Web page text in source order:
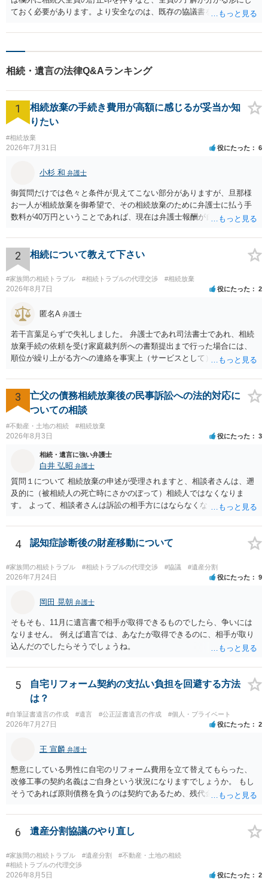
ておく必要があります。より安全なのは、既存の協議書を修正するの
書を作成する方法です。遺産分割協議書は、内容が矛盾・重複しない
する相続人が取得する旨を明記し、相続人全員が署名押印すればよい
相続・遺言の法律Q&Aランキング
1
相続放棄の手続き費用が高額に感じるが妥当か知
りたい
#相続放棄
2026年7月31日 役にたった 6
小杉 和 弁護士
御質問だけでは色々と条件が見えてこない部分がありますが、旦那様
お一人が相続放棄を御希望で、その相続放棄のために弁護士に払う手
数料が40万円ということであれば、現在は弁護士報酬が自由化されて
です。 ただ、弁護士に払う手数料とは別に戸籍の用意に一定の実費が
かかることになりますので、その費用も支払うべきものとして頭に置
いておいてください。 話を元に戻して、弁護士に対する手数料です
が、旦那様の収入や財産にもよりますが、法テラスに御連絡なさって
弁護士との相談を予約して受任してもらうのが一番安上がりでしょ
らい（希望者が多く予約できてもしばらく先になる）ようですので、
比較的短い熟慮期間のことを考えると、来週早々すぐにでも御連絡す
る方が良いでしょう。 もし法テラスが御利用になれない、あるいは時
間がない等であれば、相続を取扱分野としている弁護士を適宜探し
（WEB等で）、問い合わせてみることです。相続を扱う弁護士でも相
見積もりをとって）、一番安いところでやってもらうことに決めれ
ば、キューちゃんママさんの御希望をかなえることができるのではな
は思います。その場合、かかるのは戸籍等の取得費用と印紙代だけと
を確認し、印紙と共に家庭裁判所に提出して相続放棄申述受理通知書
を待つという流れになります。
2 相続について教えて下さい
#家族間の相続トラブル #相続トラブルの代理交渉 #相続放棄
2026年8月7日 役にたった 2
匿名A 弁護士
若干言葉足らずで失礼しました。 弁護士であれ司法書士であれ、相続
放棄手続の依頼を受け家庭裁判所への書類提出まで行った場合には、
順位が繰り上がる方への連絡を事実上（サービスとして）行うことは
できない、という意味でした。
3
亡父の債務相続放棄後の民事訴訟への法的対応に
ついての相談
#不動産・土地の相続 #相続放棄
2026年8月3日 役にたった 3
相続・遺言に強い弁護士
白井 弘昭 弁護士
質問１について 相続放棄の申述が受理されますと、相談者さんは、遡
及的に（被相続人の死亡時にさかのぼって）相続人ではなくなりま
す。 よって、相談者さんは訴訟の相手方にはならなくなるので（明け
理証明を家庭裁判所で取得し、コピーを答弁書に添えて裁判所に提出
してください。 質問２について 請求棄却を求める答弁書を提出すれ
ば、第１回期日は出席する必要がありません。その日は差支え（用事
があり出席できない）との記載で十分です。 質問３について 弁護士で
はないので、ｍｉｎｔｓでの提出の必要は無いと思います。郵送（期
にお問い合わせください。 以上、ご参考まで。
4 認知症診断後の財産移動について
#家族間の相続トラブル #相続トラブルの代理交渉 #協議 #遺産分割
2026年7月24日 役にたった 9
岡田 晃朝 弁護士
そもそも、11月に遺言書で相手が取得できるものでしたら、争いには
なりません。 例えば遺言では、あなたが取得できるのに、相手が取り
込んだのでしたらそうでしょうね。
5
自宅リフォーム契約の支払い負担を回避する方法
は？
#自筆証書遺言の作成 #遺言 #公正証書遺言の作成 #個人・プライベート
2026年7月27日 役にたった 2
王 宣麟 弁護士
懇意にしている男性に自宅のリフォーム費用を立て替えてもらった、
改修工事の契約名義はご自身という状況になりますでしょうか。 もし
そうであれば原則債務を負うのは契約であるため、残代金を捻出して
ます。 入籍した場合でも、原則契約者が単独で全ての債務を負うこと
には変わりがありません。 なかなか対応に難しい案件であり、公開の
場でアドバイスを行うのも限界があるように思われますので、資料等
を持参のうえ個別に弁護士に相談されることをお勧めします。
6 遺産分割協議のやり直し
#家族間の相続トラブル #遺産分割
#不動産・土地の相続
#相続トラブルの代理交渉
2026年8月5日 役にたった 2